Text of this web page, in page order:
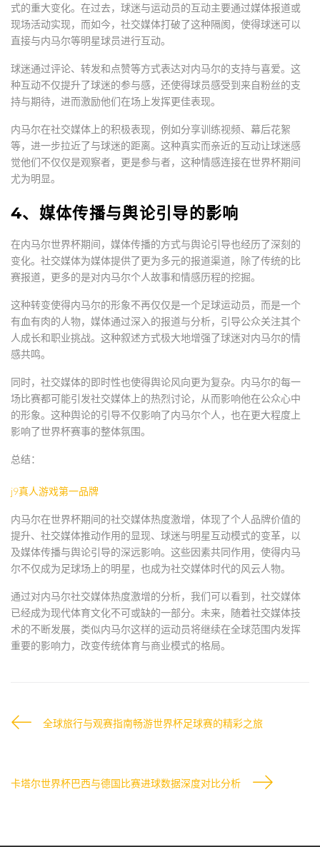
式的重大变化。在过去，球迷与运动员的互动主要通过媒体报道或
现场活动实现，而如今，社交媒体打破了这种隔阂，使得球迷可以
直接与内马尔等明星球员进行互动。
球迷通过评论、转发和点赞等方式表达对内马尔的支持与喜爱。这
种互动不仅提升了球迷的参与感，还使得球员感受到来自粉丝的支
持与期待，进而激励他们在场上发挥更佳表现。
内马尔在社交媒体上的积极表现，例如分享训练视频、幕后花絮
等，进一步拉近了与球迷的距离。这种真实而亲近的互动让球迷感
觉他们不仅仅是观察者，更是参与者，这种情感连接在世界杯期间
尤为明显。
4、媒体传播与舆论引导的影响
在内马尔世界杯期间，媒体传播的方式与舆论引导也经历了深刻的
变化。社交媒体为媒体提供了更为多元的报道渠道，除了传统的比
赛报道，更多的是对内马尔个人故事和情感历程的挖掘。
这种转变使得内马尔的形象不再仅仅是一个足球运动员，而是一个
有血有肉的人物，媒体通过深入的报道与分析，引导公众关注其个
人成长和职业挑战。这种叙述方式极大地增强了球迷对内马尔的情
感共鸣。
同时，社交媒体的即时性也使得舆论风向更为复杂。内马尔的每一
场比赛都可能引发社交媒体上的热烈讨论，从而影响他在公众心中
的形象。这种舆论的引导不仅影响了内马尔个人，也在更大程度上
影响了世界杯赛事的整体氛围。
总结：
j9真人游戏第一品牌
内马尔在世界杯期间的社交媒体热度激增，体现了个人品牌价值的
提升、社交媒体推动作用的显现、球迷与明星互动模式的变革，以
及媒体传播与舆论引导的深远影响。这些因素共同作用，使得内马
尔不仅成为足球场上的明星，也成为社交媒体时代的风云人物。
通过对内马尔社交媒体热度激增的分析，我们可以看到，社交媒体
已经成为现代体育文化不可或缺的一部分。未来，随着社交媒体技
术的不断发展，类似内马尔这样的运动员将继续在全球范围内发挥
重要的影响力，改变传统体育与商业模式的格局。
全球旅行与观赛指南畅游世界杯足球赛的精彩之旅
卡塔尔世界杯巴西与德国比赛进球数据深度对比分析